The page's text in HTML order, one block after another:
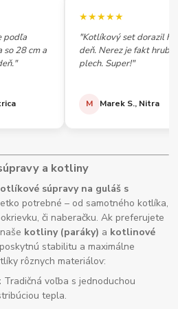
podľa
so 28 cm a
★★★★★
"Kotlíkový set dorazil
deň. Nerez je fakt
plech. Super!"
M Marek S., Nitra
a kotliny
súpravy na guláš s
potrebné – od samotného kotlíka,
či naberačku. Ak preferujete
kotliny (paráky) a kotlinové
stabilitu a maximálne
rôznych materiálov:
Tradičná voľba s jednoduchou
tepla.